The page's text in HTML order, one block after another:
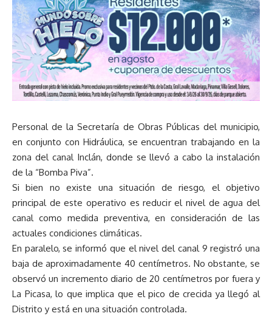
Personal de la Secretaría de Obras Públicas del municipio,
en conjunto con Hidráulica, se encuentran trabajando en la
zona del canal Inclán, donde se llevó a cabo la instalación
de la “Bomba Piva”.
Si bien no existe una situación de riesgo, el objetivo
principal de este operativo es reducir el nivel de agua del
canal como medida preventiva, en consideración de las
actuales condiciones climáticas.
En paralelo, se informó que el nivel del canal 9 registró una
baja de aproximadamente 40 centímetros. No obstante, se
observó un incremento diario de 20 centímetros por fuera y
La Picasa, lo que implica que el pico de crecida ya llegó al
Distrito y está en una situación controlada.